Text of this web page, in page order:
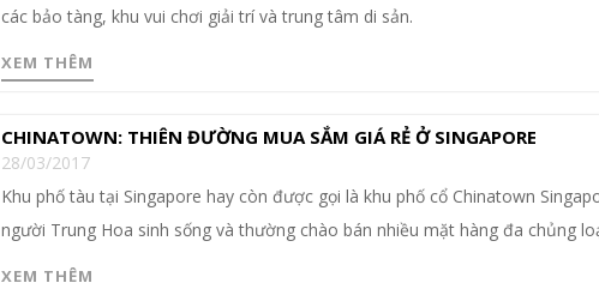
các bảo tàng, khu vui chơi giải trí và trung tâm di sản.
XEM THÊM
CHINATOWN: THIÊN ĐƯỜNG MUA SẮM GIÁ RẺ Ở SINGAPORE
28/03/2017
Khu phố tàu tại Singapore hay còn được gọi là khu phố cổ Chinatown
người Trung Hoa sinh sống và thường chào bán nhiều mặt hàng đa chủng
XEM THÊM